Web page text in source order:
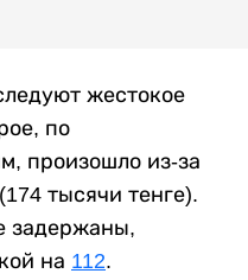
жестокое
по
произошло из-за
тысячи тенге).
задержаны,
на 112.